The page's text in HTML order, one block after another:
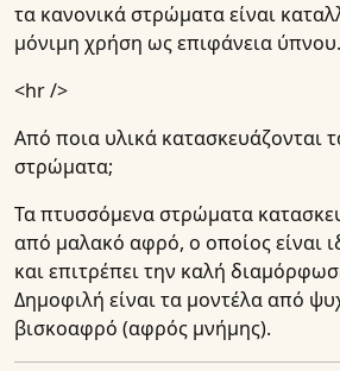
τα κανονικά στρώματα είναι
μόνιμη χρήση ως επιφάνεια
<hr />
Από ποια υλικά κατασκευάζονται
στρώματα;
Τα πτυσσόμενα στρώματα
από μαλακό αφρό, ο οποίος είναι
και επιτρέπει την καλή
Δημοφιλή είναι τα μοντέλα από
βισκοαφρό (αφρός μνήμης).